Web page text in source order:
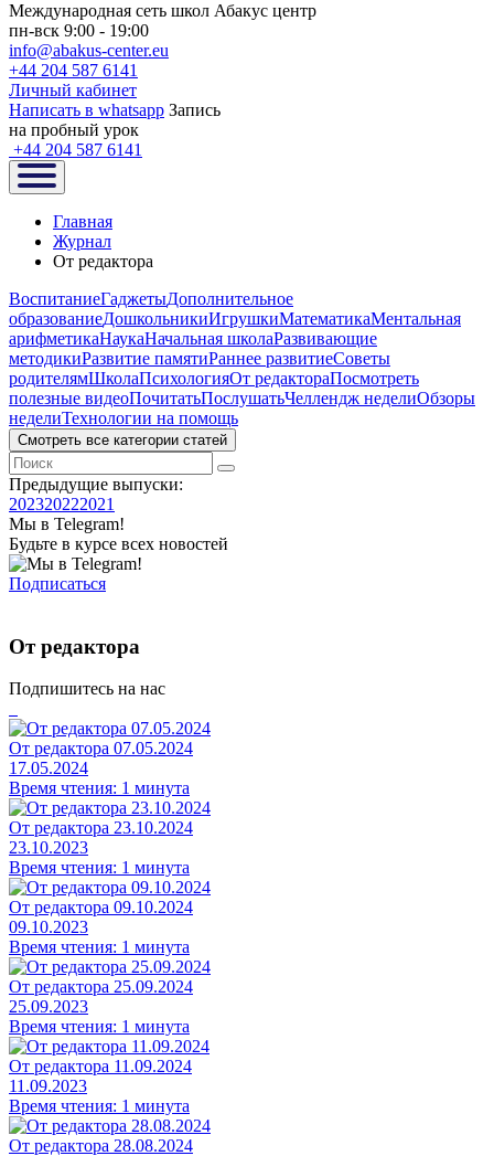
Международная сеть школ Абакус центр
пн-вск 9:00 - 19:00
info@abakus-center.eu
+44 204 587 6141
Личный кабинет
Написать в whatsapp Запись
на пробный урок
+44 204 587 6141
Главная
Журнал
От редактора
ВоспитаниеГаджетыДополнительное
образованиеДошкольникиИгрушкиМатематикаМентальная
арифметикаНаукаНачальная школаРазвивающие
методикиРазвитие памятиРаннее развитиеСоветы
родителямШколаПсихологияОт редактораПосмотреть
полезные видеоПочитатьПослушатьЧеллендж неделиОбзоры
неделиТехнологии на помощь
Смотреть все категории статей
Предыдущие выпуски:
202320222021
Мы в Telegram!
Будьте в курсе всех новостей
Подписаться
От редактора
Подпишитесь на нас
От редактора 07.05.2024
17.05.2024
Время чтения: 1 минута
От редактора 23.10.2024
23.10.2023
Время чтения: 1 минута
От редактора 09.10.2024
09.10.2023
Время чтения: 1 минута
От редактора 25.09.2024
25.09.2023
Время чтения: 1 минута
От редактора 11.09.2024
11.09.2023
Время чтения: 1 минута
От редактора 28.08.2024